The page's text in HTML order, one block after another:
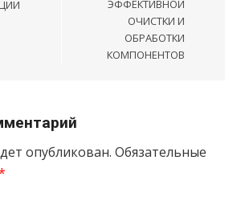
ЭФФЕКТИВНОЙ
ОЧИСТКИ И
ОБРАБОТКИ
КОМПОНЕНТОВ
опубликован. Обязательные